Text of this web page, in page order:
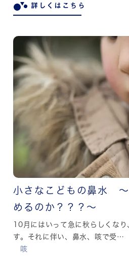
詳しくはこちら
小さなこどもの鼻水 ～
めるのか？？？～
10月にはいって急に秋らしくな
す。それに伴い、鼻水、咳で受…
咳